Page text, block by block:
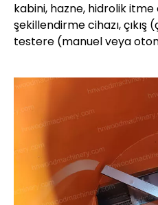
kabini, hazne, hidrolik itme
şekillendirme cihazı, çıkış
testere (manuel veya